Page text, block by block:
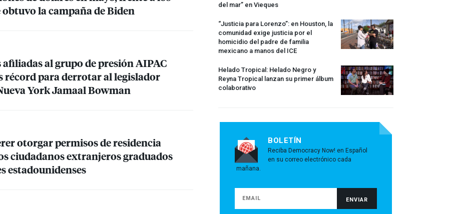
la campaña de Biden
al grupo de presiónAIPAC
récord para derrotar al legislador
York Jamaal Bowman
otorgar permisos de residencia
ciudadanos extranjeros graduados
estadounidenses
del mar” en Vieques
“Justicia para Lorenzo”: en Houston, la
comunidad exige justicia por el
homicidio del padre de familia
mexicano a manos del ICE
Helado Tropical: Helado Negro y
Reyna Tropical lanzan su primer álbum
colaborativo
BOLETÍN
Reciba Democracy Now! en Español
en su correo electrónico cada
mañana.